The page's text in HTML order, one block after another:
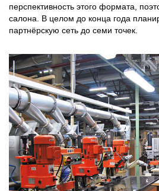
перспективность этого формата,
салона. В целом до конца года
партнёрскую сеть до семи точек.